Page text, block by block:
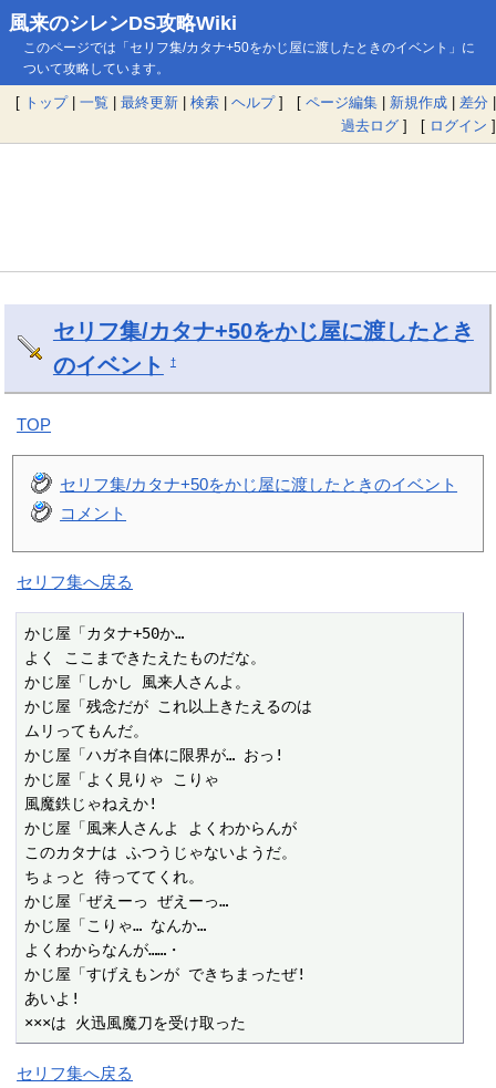
風来のシレンDS攻略Wiki
このページでは「セリフ集/カタナ+50をかじ屋に渡したときのイベント」に
ついて攻略しています。
[ トップ| 一覧 | 最終更新 | 検索 | ヘルプ] [ ページ編集 | 新規作成 | 差分 |
過去ログ ] [ ログイン ]
セリフ集/カタナ+50をかじ屋に渡したとき
のイベント
†
TOP
セリフ集/カタナ+50をかじ屋に渡したときのイベント
コメント
セリフ集へ戻る
かじ屋「カタナ+50か…
よく ここまできたえたものだな。
かじ屋「しかし 風来人さんよ。
かじ屋「残念だが これ以上きたえるのは
ムリってもんだ。
かじ屋「ハガネ自体に限界が… おっ!
かじ屋「よく見りゃ こりゃ
風魔鉄じゃねえか!
かじ屋「風来人さんよ よくわからんが
このカタナは ふつうじゃないようだ。
ちょっと 待っててくれ。
かじ屋「ぜえーっ ぜえーっ…
かじ屋「こりゃ… なんか…
よくわからなんが……・
かじ屋「すげえもンが できちまったぜ!
あいよ!
×××は 火迅風魔刀を受け取った
セリフ集へ戻る